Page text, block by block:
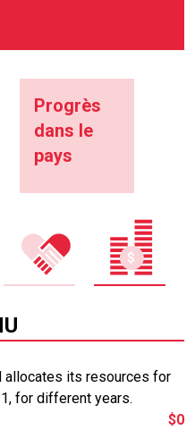
Progrès
dans le
pays
allocates its resources for
for different years.
$0